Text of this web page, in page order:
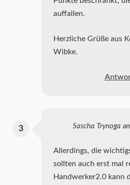
auffallen.
Herzliche Grüße aus
Wibke.
Sascha Trynoga
Allerdings, die
sollten auch erst mal
Handwerker2.0 kann